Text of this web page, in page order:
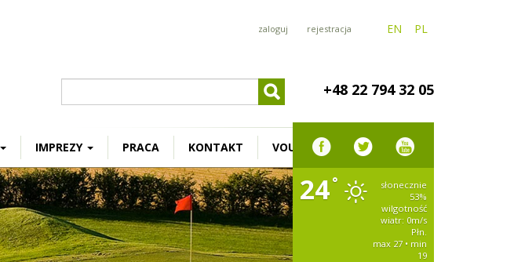
zaloguj rejestracja PL
EN
+48 22 794 32 05
IMPREZY PRACA KONTAKT VOUCHER
24°
słonecznie
53%
wilgotność
wiatr: 0m/s
Płn.
max 27 • min
19